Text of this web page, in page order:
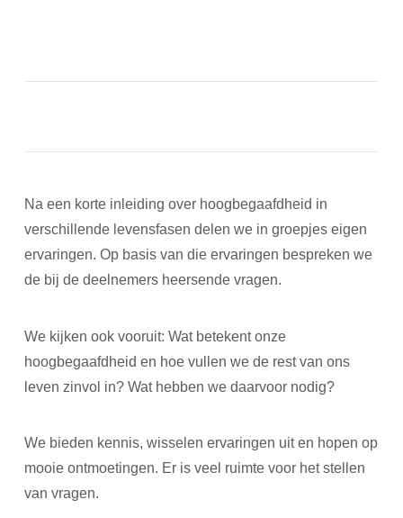
Na een korte inleiding over hoogbegaafdheid in
verschillende levensfasen delen we in groepjes eigen
ervaringen. Op basis van die ervaringen bespreken we
de bij de deelnemers heersende vragen.
We kijken ook vooruit: Wat betekent onze
hoogbegaafdheid en hoe vullen we de rest van ons
leven zinvol in? Wat hebben we daarvoor nodig?
We bieden kennis, wisselen ervaringen uit en hopen op
mooie ontmoetingen. Er is veel ruimte voor het stellen
van vragen.